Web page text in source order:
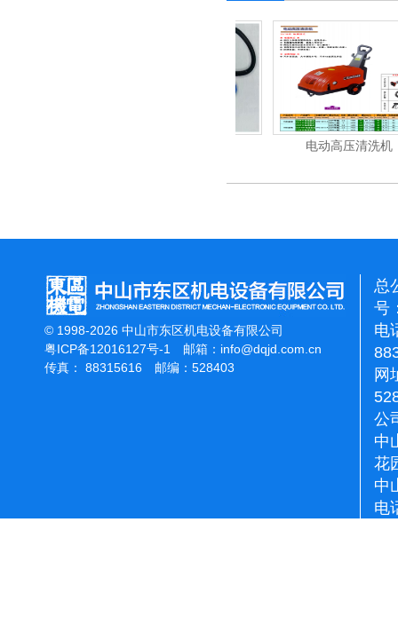
电动高压清洗机
© 1998-2026 中山市东区机电设备有限公司
粤ICP备12016127号-1
邮箱： info@dqjd.com.cn
传真： 88315616 邮编：528403
总
号
电
网
公
中
花
中
电